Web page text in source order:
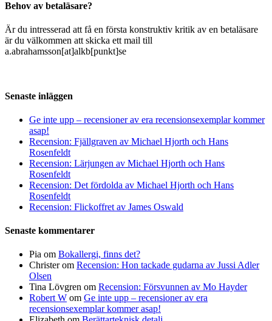
Behov av betaläsare?
Är du intresserad att få en första konstruktiv kritik av en betaläsare
är du välkommen att skicka ett mail till
a.abrahamsson[at]alkb[punkt]se
Senaste inläggen
Ge inte upp – recensioner av era recensionsexemplar kommer
asap!
Recension: Fjällgraven av Michael Hjorth och Hans
Rosenfeldt
Recension: Lärjungen av Michael Hjorth och Hans
Rosenfeldt
Recension: Det fördolda av Michael Hjorth och Hans
Rosenfeldt
Recension: Flickoffret av James Oswald
Senaste kommentarer
Pia om Bokallergi, finns det?
Christerom Recension: Hon tackade gudarna av Jussi Adler
Olsen
Tina Lövgren om Recension: Försvunnen av Mo Hayder
Robert W om Ge inte upp – recensioner av era
recensionsexemplar kommer asap!